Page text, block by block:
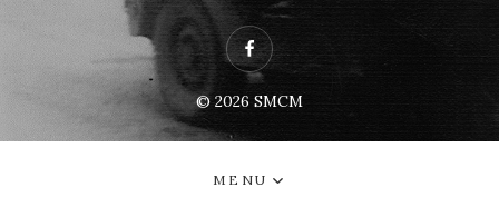
Facebook
© 2026 SMCM
MENU